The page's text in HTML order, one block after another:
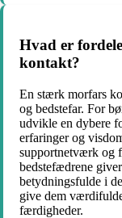
Hvad er
kontakt?
En stærk morfars
og bedstefar. For
udvikle en dybere
erfaringer og
supportnetværk og
bedstefædrene
betydningsfulde i
give dem
færdigheder.